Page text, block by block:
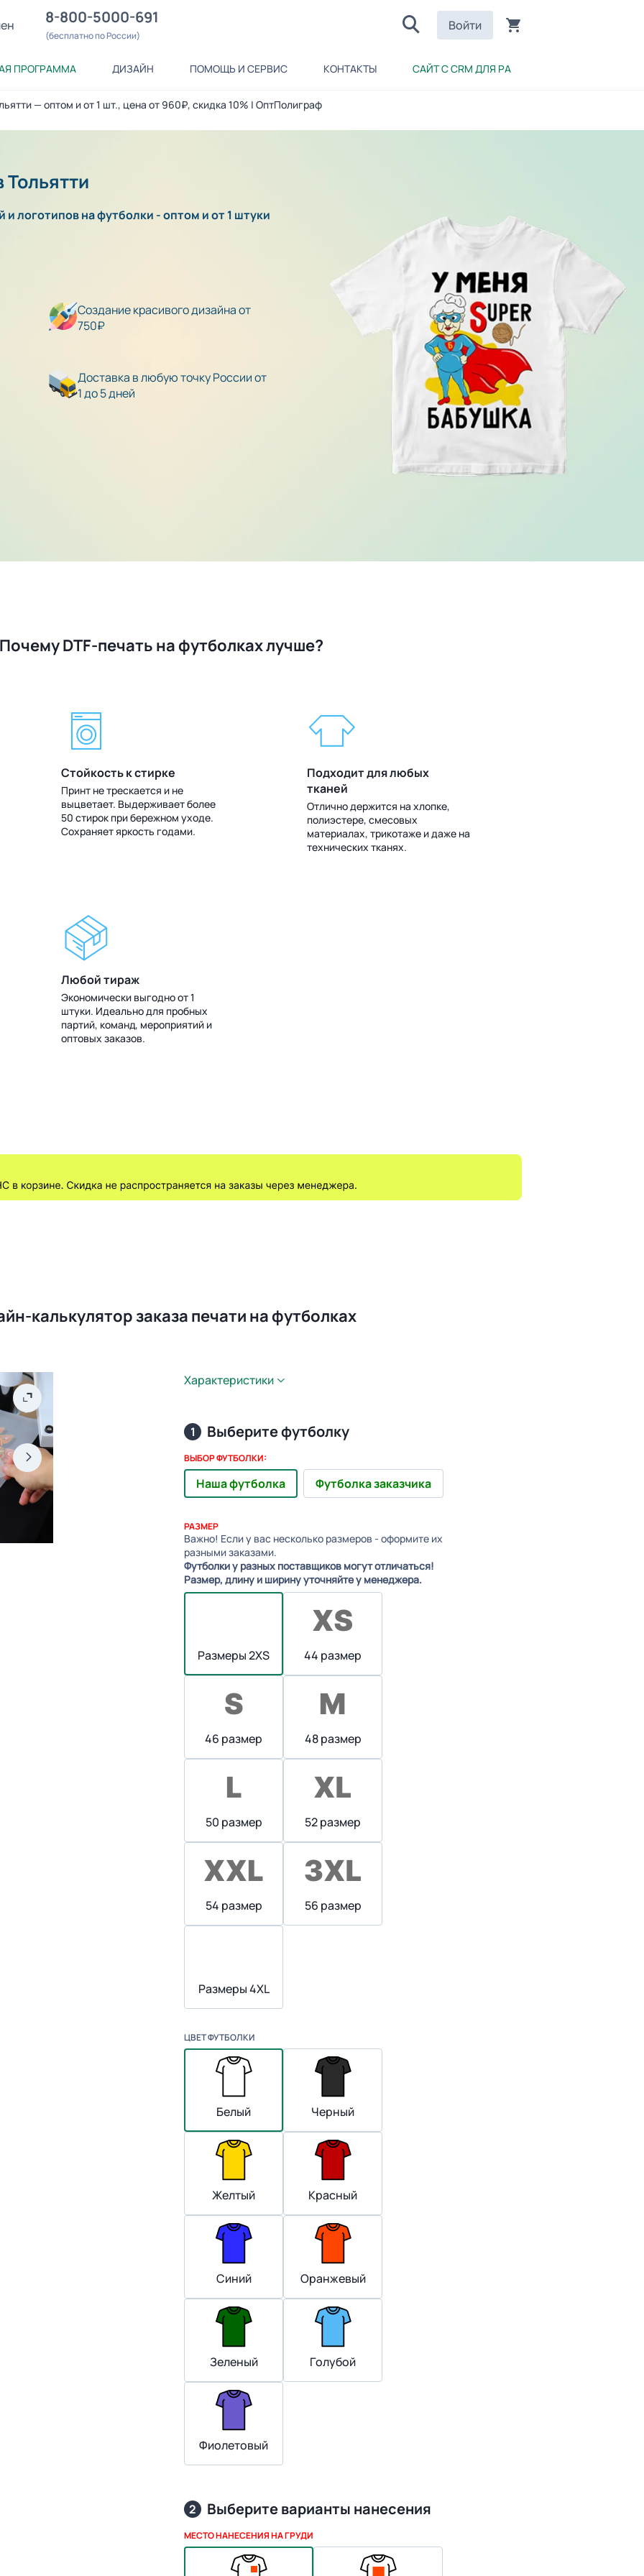
8-800-5000-691
(бесплатно по России)
Войти
ПРОГРАММА ДИЗАЙН ПОМОЩЬ И СЕРВИС КОНТАКТЫ САЙТ С CRM ДЛЯ РА
— оптом и от 1 шт., цена от 960₽, скидка 10% | ОптПолиграф
Тольятти
логотипов на футболки - оптом и от 1 штуки
Создание красивого дизайна от
750₽
Доставка в любую точку России от
1 до 5 дней
DTF-печать на футболках лучше?
Стойкость к стирке
Принт не трескается и не
выцветает. Выдерживает более
50 стирок при бережном уходе.
Сохраняет яркость годами.
Подходит для любых
тканей
Отлично держится на хлопке,
полиэстере, смесовых
материалах, трикотаже и даже на
технических тканях.
Любой тираж
Экономически выгодно от 1
штуки. Идеально для пробных
партий, команд, мероприятий и
оптовых заказов.
калькулятор заказа печати на футболках
Характеристики
1 Выберите футболку
ВЫБОР ФУТБОЛКИ:
Наша футболка Футболка заказчика
РАЗМЕР
Важно! Если у вас несколько размеров - оформите их
разными заказами.
Футболки у разных поставщиков могут отличаться!
Размер, длину и ширину уточняйте у менеджера.
Размеры 2XS 44 размер
46 размер 48 размер
50 размер 52 размер
54 размер 56 размер
Размеры 4XL
ЦВЕТ ФУТБОЛКИ
Белый Черный
Желтый Красный
Синий Оранжевый
Зеленый Голубой
Фиолетовый
2 Выберите варианты нанесения
МЕСТО НАНЕСЕНИЯ НА ГРУДИ